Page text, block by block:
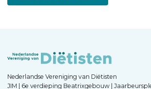
Nederlandse Vereniging van Diëtisten
JIM | 6e verdieping Beatrixgebouw |